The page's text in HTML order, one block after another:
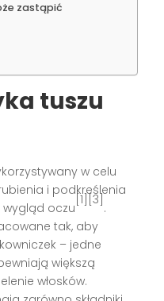
zastąpić
tuszu
w celu
i podkreślenia
wygląd oczu
[1][3]
.
tak, aby
– jedne
większą
włosków.